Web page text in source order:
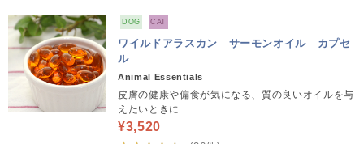
DOG CAT
ワイルドアラスカン サーモンオイル カプセ
ル
Animal Essentials
皮膚の健康や偏食が気になる、質の良いオイルを与
えたいときに
¥3,520